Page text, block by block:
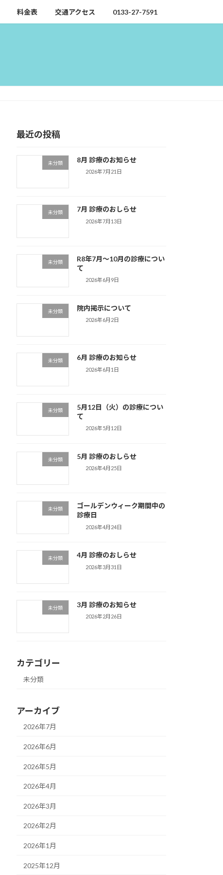
料金表 交通アクセス 0133-27-7591
最近の投稿
未分類 8月 診療のお知らせ
2026年7月21日
未分類 7月 診療のおしらせ
2026年7月13日
未分類
R8年7月〜10月の診療につい
て
2026年6月9日
未分類 院内掲示について
2026年6月2日
未分類 6月 診療のお知らせ
2026年6月1日
未分類
5月12日（火）の診療につい
て
2026年5月12日
未分類 5月 診療のおしらせ
2026年4月25日
未分類
ゴールデンウィーク期間中の
診療日
2026年4月24日
未分類 4月 診療のおしらせ
2026年3月31日
未分類 3月 診療のお知らせ
2026年2月26日
カテゴリー
未分類
アーカイブ
2026年7月
2026年6月
2026年5月
2026年4月
2026年3月
2026年2月
2026年1月
2025年12月